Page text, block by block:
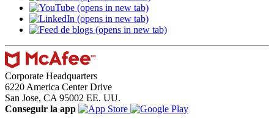
(opens in new tab)
(opens in new tab)
(opens in new tab)
Corporate Headquarters
6220 America Center Drive
San Jose, CA 95002 EE. UU.
Conseguir la app